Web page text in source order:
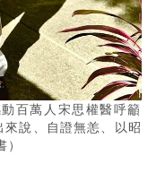
百萬人宋思權醫呼籲
說、自證無恙、以昭